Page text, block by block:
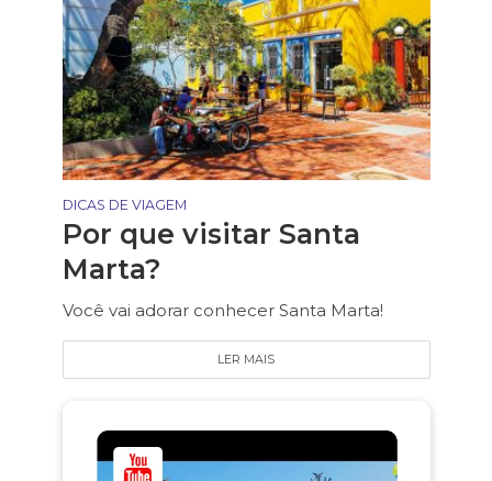
DICAS DE VIAGEM
Por que visitar Santa
Marta?
Você vai adorar conhecer Santa Marta!
LER MAIS